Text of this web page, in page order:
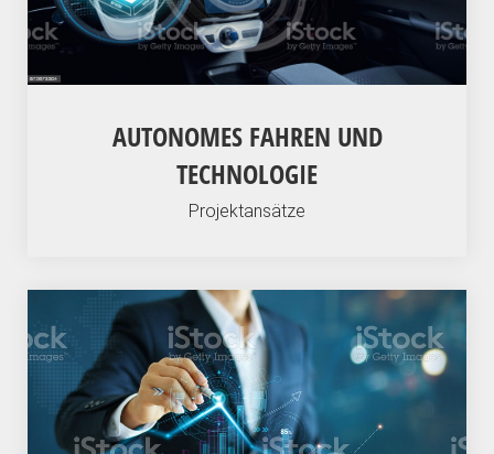
AUTONOMES FAHREN UND
TECHNOLOGIE
Projektansätze